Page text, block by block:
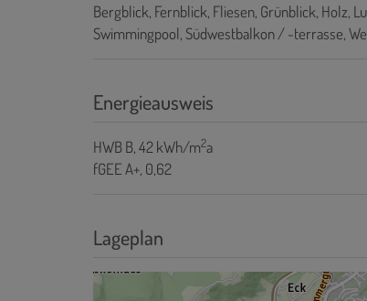
Bergblick Fernblick Fliesen Grünblick Holz
Swimmingpool Südwestbalkon / -terrasse
Energieausweis
HWBB, 42 kWh/m2a
fGEEA+, 0,62
Lageplan